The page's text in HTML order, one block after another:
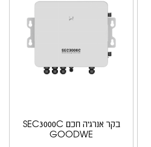
בקר אנרגיה חכם SEC3000C
GOODWE